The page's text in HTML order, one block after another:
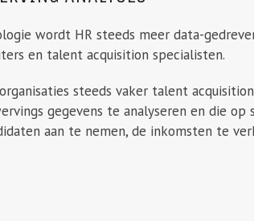
wordt HR steeds meer data-
en talent acquisition specialisten.
steeds vaker talent
gegevens te analyseren en die
aan te nemen, de inkomsten te